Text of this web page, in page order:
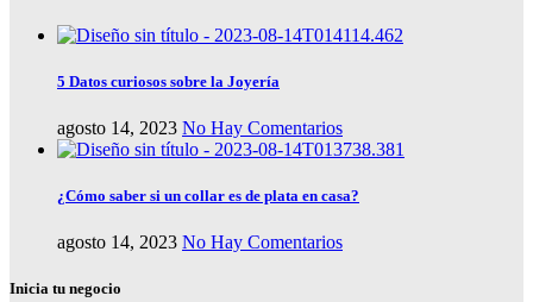
5 Datos curiosos sobre la Joyería
agosto 14, 2023 No Hay Comentarios
¿Cómo saber si un collar es de plata en casa?
agosto 14, 2023 No Hay Comentarios
Inicia tu negocio